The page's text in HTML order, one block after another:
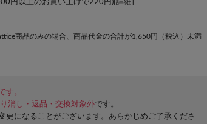
円以上のお買い上げで220円)[ 詳細
商品のみの場合、商品代金の合計が1,650円（税込）未満
す。
消し・返品・交換対象外です。
更になることがございます。あらかじめご了承くださ